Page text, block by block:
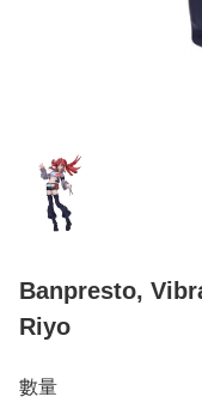
Banpresto,
Riyo
數量